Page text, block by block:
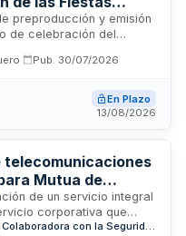
de Aranda de
preproducción y emisión
de celebración del
del
El servicio incluye
y entrega de copias en
el ejercicio 2026 con
Pub. 30/07/2026
En Plazo
13/08/2026
Mutua de
de un servicio integral
corporativa que
IP,
Mutua de Andalucía y Ceuta, Mutua Colaboradora con la Seguridad Social nº 115